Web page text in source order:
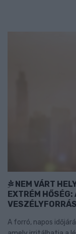
NEM VÁRT
EXTRÉM
VESZÉLYFORRÁS
A forró, napos